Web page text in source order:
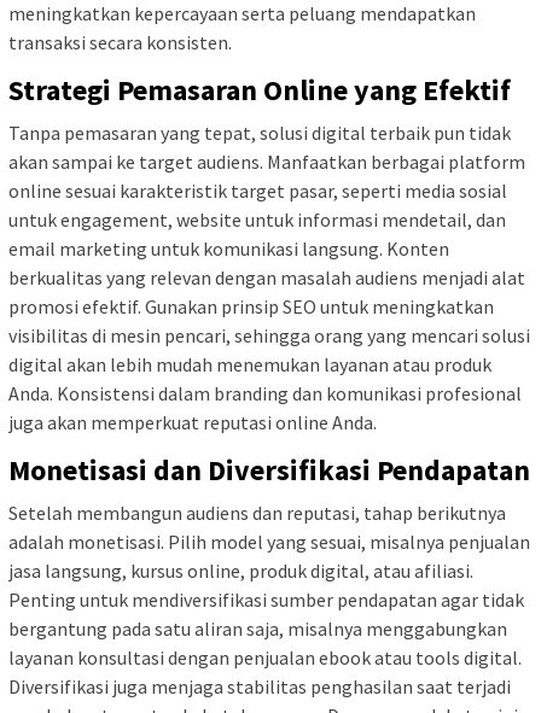
meningkatkan kepercayaan serta peluang mendapatkan
transaksi secara konsisten.
Strategi Pemasaran Online yang Efektif
Tanpa pemasaran yang tepat, solusi digital terbaik pun tidak
akan sampai ke target audiens. Manfaatkan berbagai platform
online sesuai karakteristik target pasar, seperti media sosial
untuk engagement, website untuk informasi mendetail, dan
email marketing untuk komunikasi langsung. Konten
berkualitas yang relevan dengan masalah audiens menjadi alat
promosi efektif. Gunakan prinsip SEO untuk meningkatkan
visibilitas di mesin pencari, sehingga orang yang mencari solusi
digital akan lebih mudah menemukan layanan atau produk
Anda. Konsistensi dalam branding dan komunikasi profesional
juga akan memperkuat reputasi online Anda.
Monetisasi dan Diversifikasi Pendapatan
Setelah membangun audiens dan reputasi, tahap berikutnya
adalah monetisasi. Pilih model yang sesuai, misalnya penjualan
jasa langsung, kursus online, produk digital, atau afiliasi.
Penting untuk mendiversifikasi sumber pendapatan agar tidak
bergantung pada satu aliran saja, misalnya menggabungkan
layanan konsultasi dengan penjualan ebook atau tools digital.
Diversifikasi juga menjaga stabilitas penghasilan saat terjadi